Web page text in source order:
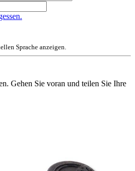
Sprache anzeigen.
Gehen Sie voran und teilen Sie Ihre